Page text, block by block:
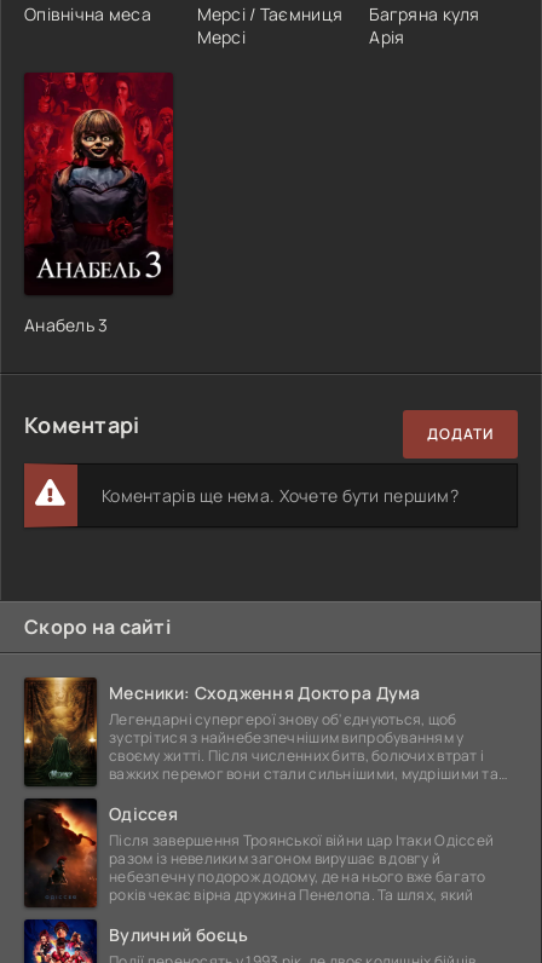
Опівнічна меса
Мерсі / Таємниця
Мерсі
Багряна куля
Арія
Анабель 3
Коментарі ДОДАТИ
Коментарів ще нема. Хочете бути першим?
Скоро на сайті
Месники: Сходження Доктора Дума
Легендарні супергерої знову об'єднуються, щоб
зустрітися з найнебезпечнішим випробуванням у
своєму житті. Після численних битв, болючих втрат і
важких перемог вони стали сильнішими, мудрішими та
Одіссея
Після завершення Троянської війни цар Ітаки Одіссей
разом із невеликим загоном вирушає в довгу й
небезпечну подорож додому, де на нього вже багато
років чекає вірна дружина Пенелопа. Та шлях, який
Вуличний боєць